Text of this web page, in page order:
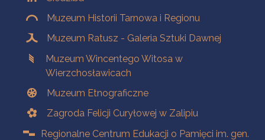
Muzeum Historii Tarnowa i Regionu
Muzeum Ratusz - Galeria Sztuki Dawnej
Muzeum Wincentego Witosa w
Wierzchosławicach
Muzeum Etnograficzne
Zagroda Felicji Curyłowej w Zalipiu
Regionalne Centrum Edukacji o Pamięci im. gen.